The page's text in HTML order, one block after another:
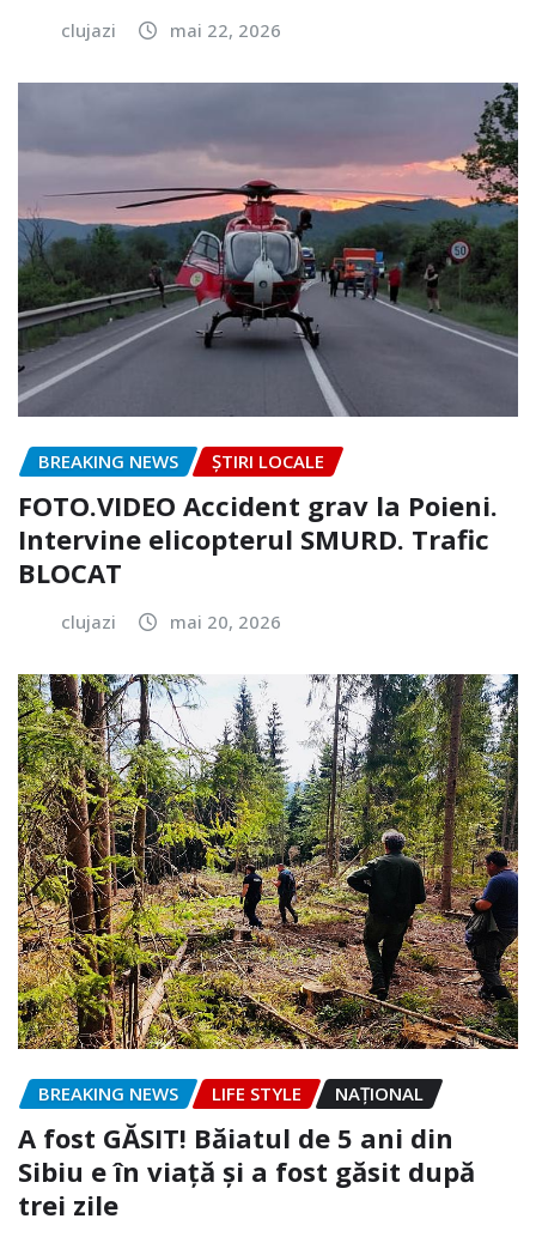
clujazi mai 22, 2026
BREAKING NEWS ȘTIRI LOCALE
FOTO.VIDEO Accident grav la Poieni.
Intervine elicopterul SMURD. Trafic
BLOCAT
clujazi mai 20, 2026
BREAKING NEWS LIFE STYLE NAŢIONAL
A fost GĂSIT! Băiatul de 5 ani din
Sibiu e în viață și a fost găsit după
trei zile